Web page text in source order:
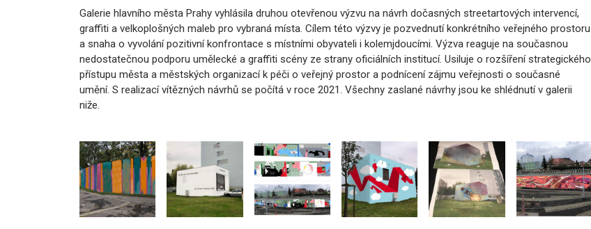
Galerie hlavního města Prahy vyhlásila druhou otevřenou výzvu na návrh dočasných streetartových intervencí,
graffiti a velkoplošných maleb pro vybraná místa. Cílem této výzvy je pozvednutí konkrétního veřejného prostoru
a snaha o vyvolání pozitivní konfrontace s místními obyvateli i kolemjdoucími. Výzva reaguje na současnou
nedostatečnou podporu umělecké a graffiti scény ze strany oficiálních institucí. Usiluje o rozšíření strategického
přístupu města a městských organizací k péči o veřejný prostor a podnícení zájmu veřejnosti o současné
umění. S realizací vítězných návrhů se počítá v roce 2021. Všechny zaslané návrhy jsou ke shlédnutí v galerii
niže.